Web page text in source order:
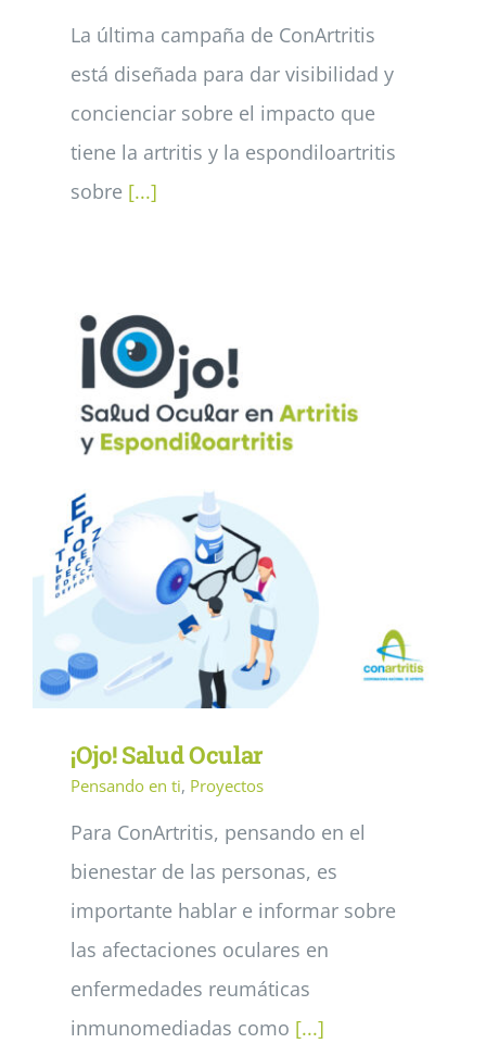
La última campaña de ConArtritis
está diseñada para dar visibilidad y
concienciar sobre el impacto que
tiene la artritis y la espondiloartritis
sobre [...]
¡Ojo! Salud Ocular
Pensando en ti, Proyectos
Para ConArtritis, pensando en el
bienestar de las personas, es
importante hablar e informar sobre
las afectaciones oculares en
enfermedades reumáticas
inmunomediadas como [...]